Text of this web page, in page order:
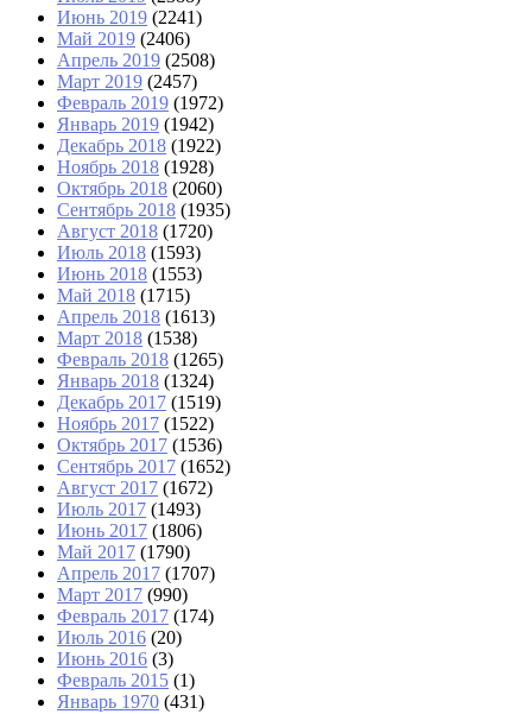
Июнь 2019 (2241)
Май 2019 (2406)
Апрель 2019 (2508)
Март 2019 (2457)
Февраль 2019 (1972)
Январь 2019 (1942)
Декабрь 2018 (1922)
Ноябрь 2018 (1928)
Октябрь 2018 (2060)
Сентябрь 2018 (1935)
Август 2018 (1720)
Июль 2018 (1593)
Июнь 2018 (1553)
Май 2018 (1715)
Апрель 2018 (1613)
Март 2018 (1538)
Февраль 2018 (1265)
Январь 2018 (1324)
Декабрь 2017 (1519)
Ноябрь 2017 (1522)
Октябрь 2017 (1536)
Сентябрь 2017 (1652)
Август 2017 (1672)
Июль 2017 (1493)
Июнь 2017 (1806)
Май 2017 (1790)
Апрель 2017 (1707)
Март 2017 (990)
Февраль 2017 (174)
Июль 2016 (20)
Июнь 2016 (3)
Февраль 2015 (1)
Январь 1970 (431)